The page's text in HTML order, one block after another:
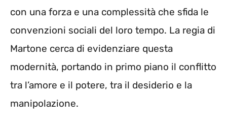
con una forza e una complessità che sfida le
convenzioni sociali del loro tempo. La regia di
Martone cerca di evidenziare questa
modernità, portando in primo piano il conflitto
tra l’amore e il potere, tra il desiderio e la
manipolazione.